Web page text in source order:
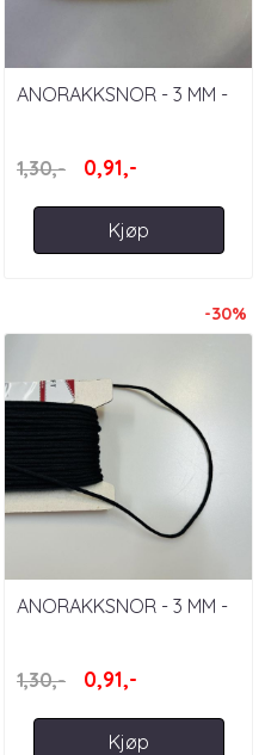
ANORAKKSNOR - 3 MM -
1,30,-
0,91,-
Kjøp
-30%
ANORAKKSNOR - 3 MM -
1,30,-
0,91,-
Kjøp